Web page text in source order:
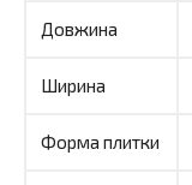
Довжина
Ширина
Форма плитки